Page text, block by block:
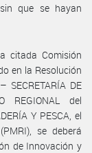
que se hayan
citada Comisión
en la Resolución
DE
REGIONAL del
Y PESCA, el
se deberá
de Innovación y